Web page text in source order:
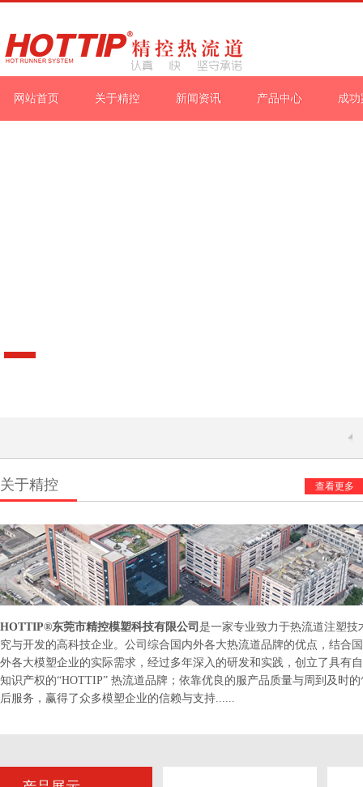
网站首页 关于精控 新闻资讯 产品中心 成
今天
关于精控 查看更多
HOTTIP®东莞市精控模塑科技有限公司是一家专业致力于热流道注塑技
究与开发的高科技企业。公司综合国内外各大热流道品牌的优点，结合
外各大模塑企业的实际需求，经过多年深入的研发和实践，创立了具有
知识产权的“HOTTIP” 热流道品牌；依靠优良的服产品质量与周到及时的
后服务，赢得了众多模塑企业的信赖与支持......